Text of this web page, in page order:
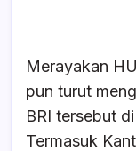
k
Merayakan
pun turut
BRI tersebut
Termasuk